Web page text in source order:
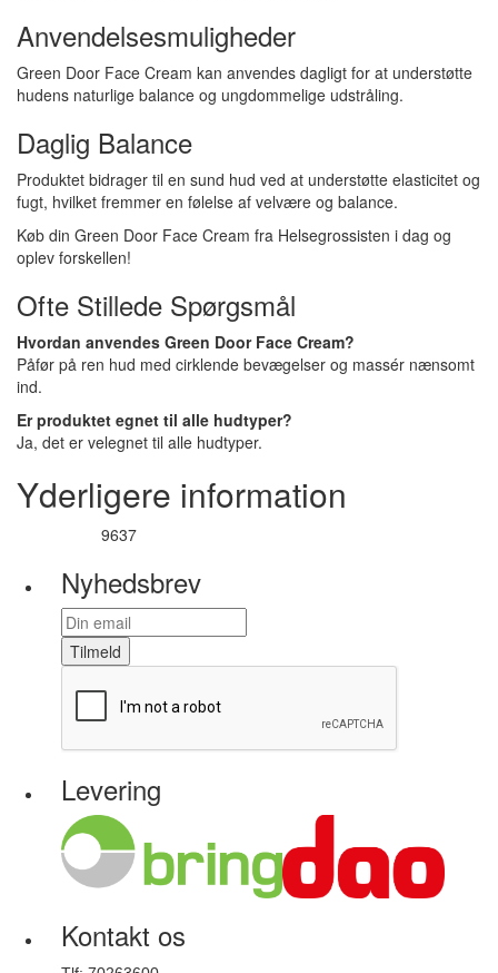
Anvendelsesmuligheder
Green Door Face Cream kan anvendes dagligt for at understøtte
hudens naturlige balance og ungdommelige udstråling.
Daglig Balance
Produktet bidrager til en sund hud ved at understøtte elasticitet og
fugt, hvilket fremmer en følelse af velvære og balance.
Køb din Green Door Face Cream fra Helsegrossisten i dag og
oplev forskellen!
Ofte Stillede Spørgsmål
Hvordan anvendes Green Door Face Cream?
Påfør på ren hud med cirklende bevægelser og massér nænsomt
ind.
Er produktet egnet til alle hudtyper?
Ja, det er velegnet til alle hudtyper.
Yderligere information
9637
Nyhedsbrev
Tilmeld
Levering
Kontakt os